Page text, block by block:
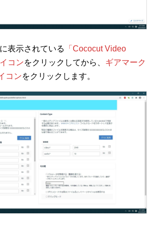
表示されている 「Cococut Video
コンをクリックしてから、 ギアマーク
コンをクリックします。